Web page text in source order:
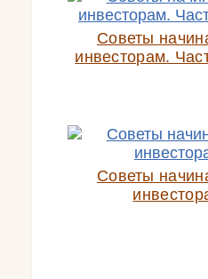
Советы
инвесторам.
Советы